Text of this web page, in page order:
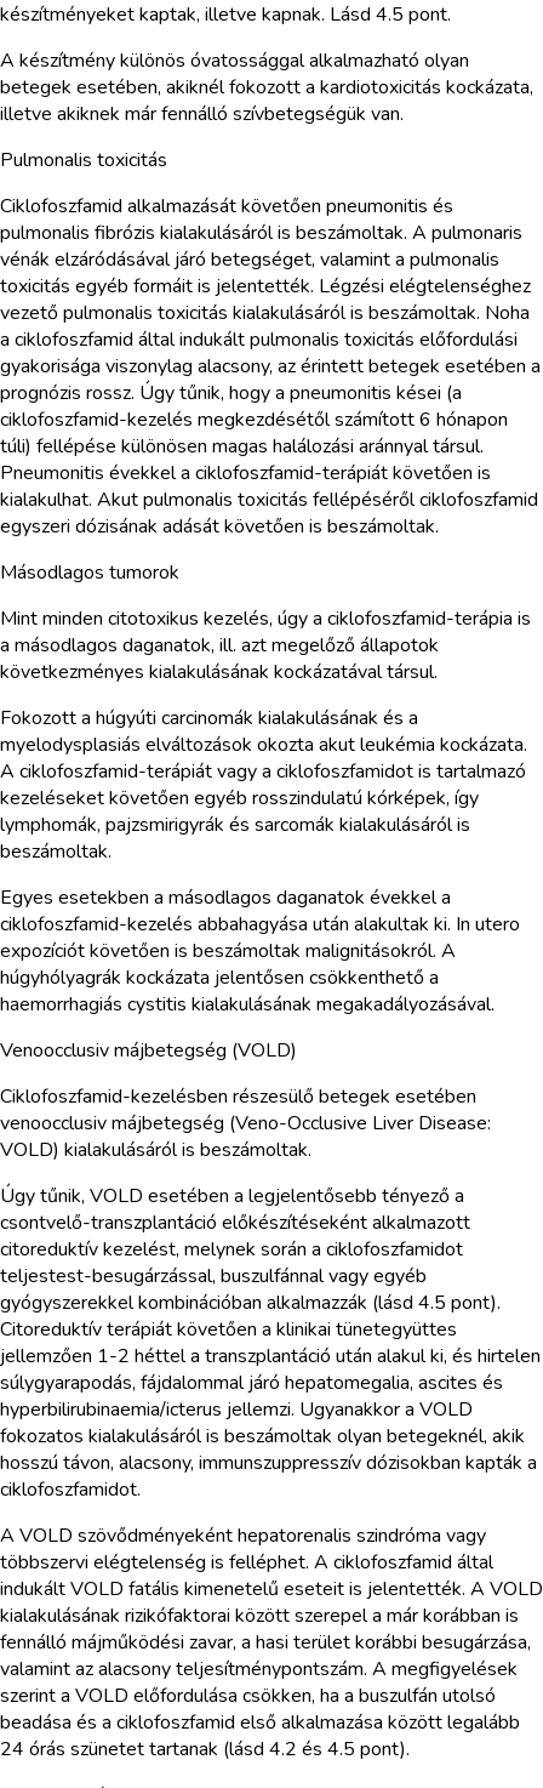
készítményeket kaptak, illetve kapnak. Lásd 4.5 pont.
A készítmény különös óvatossággal alkalmazható olyan
betegek esetében, akiknél fokozott a kardiotoxicitás kockázata,
illetve akiknek már fennálló szívbetegségük van.
Pulmonalis toxicitás
Ciklofoszfamid alkalmazását követően pneumonitis és
pulmonalis fibrózis kialakulásáról is beszámoltak. A pulmonaris
vénák elzáródásával járó betegséget, valamint a pulmonalis
toxicitás egyéb formáit is jelentették. Légzési elégtelenséghez
vezető pulmonalis toxicitás kialakulásáról is beszámoltak. Noha
a ciklofoszfamid által indukált pulmonalis toxicitás előfordulási
gyakorisága viszonylag alacsony, az érintett betegek esetében a
prognózis rossz. Úgy tűnik, hogy a pneumonitis kései (a
ciklofoszfamid-kezelés megkezdésétől számított 6 hónapon
túli) fellépése különösen magas halálozási aránnyal társul.
Pneumonitis évekkel a ciklofoszfamid-terápiát követően is
kialakulhat. Akut pulmonalis toxicitás fellépéséről ciklofoszfamid
egyszeri dózisának adását követően is beszámoltak.
Másodlagos tumorok
Mint minden citotoxikus kezelés, úgy a ciklofoszfamid-terápia is
a másodlagos daganatok, ill. azt megelőző állapotok
következményes kialakulásának kockázatával társul.
Fokozott a húgyúti carcinomák kialakulásának és a
myelodysplasiás elváltozások okozta akut leukémia kockázata.
A ciklofoszfamid-terápiát vagy a ciklofoszfamidot is tartalmazó
kezeléseket követően egyéb rosszindulatú kórképek, így
lymphomák, pajzsmirigyrák és sarcomák kialakulásáról is
beszámoltak.
Egyes esetekben a másodlagos daganatok évekkel a
ciklofoszfamid-kezelés abbahagyása után alakultak ki. In utero
expozíciót követően is beszámoltak malignitásokról. A
húgyhólyagrák kockázata jelentősen csökkenthető a
haemorrhagiás cystitis kialakulásának megakadályozásával.
Venoocclusiv májbetegség (VOLD)
Ciklofoszfamid-kezelésben részesülő betegek esetében
venoocclusiv májbetegség (Veno-Occlusive Liver Disease:
VOLD) kialakulásáról is beszámoltak.
Úgy tűnik, VOLD esetében a legjelentősebb tényező a
csontvelő-transzplantáció előkészítéseként alkalmazott
citoreduktív kezelést, melynek során a ciklofoszfamidot
teljestest-besugárzással, buszulfánnal vagy egyéb
gyógyszerekkel kombinációban alkalmazzák (lásd 4.5 pont).
Citoreduktív terápiát követően a klinikai tünetegyüttes
jellemzően 1-2 héttel a transzplantáció után alakul ki, és hirtelen
súlygyarapodás, fájdalommal járó hepatomegalia, ascites és
hyperbilirubinaemia/icterus jellemzi. Ugyanakkor a VOLD
fokozatos kialakulásáról is beszámoltak olyan betegeknél, akik
hosszú távon, alacsony, immunszuppresszív dózisokban kapták a
ciklofoszfamidot.
A VOLD szövődményeként hepatorenalis szindróma vagy
többszervi elégtelenség is felléphet. A ciklofoszfamid által
indukált VOLD fatális kimenetelű eseteit is jelentették. A VOLD
kialakulásának rizikófaktorai között szerepel a már korábban is
fennálló májműködési zavar, a hasi terület korábbi besugárzása,
valamint az alacsony teljesítménypontszám. A megfigyelések
szerint a VOLD előfordulása csökken, ha a buszulfán utolsó
beadása és a ciklofoszfamid első alkalmazása között legalább
24 órás szünetet tartanak (lásd 4.2 és 4.5 pont).